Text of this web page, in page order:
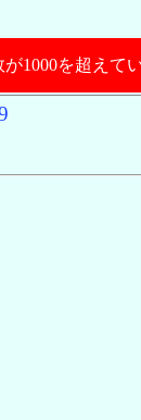
が1000を超えて